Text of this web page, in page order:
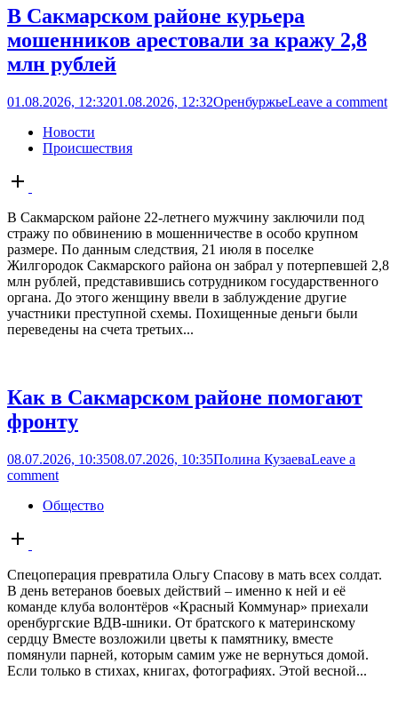
В Сакмарском районе курьера
мошенников арестовали за кражу 2,8
млн рублей
01.08.2026, 12:3201.08.2026, 12:32ОренбуржьеLeave a comment
Новости
Происшествия
Open
post
В Сакмарском районе 22-летнего мужчину заключили под
стражу по обвинению в мошенничестве в особо крупном
размере. По данным следствия, 21 июля в поселке
Жилгородок Сакмарского района он забрал у потерпевшей 2,8
млн рублей, представившись сотрудником государственного
органа. До этого женщину ввели в заблуждение другие
участники преступной схемы. Похищенные деньги были
переведены на счета третьих...
Как в Сакмарском районе помогают
фронту
08.07.2026, 10:3508.07.2026, 10:35Полина КузаеваLeave a
comment
Общество
Open
post
Спецоперация превратила Ольгу Спасову в мать всех солдат.
В день ветеранов боевых действий – именно к ней и её
команде клуба волонтёров «Красный Коммунар» приехали
оренбургские ВДВ-шники. От братского к материнскому
сердцу Вместе возложили цветы к памятнику, вместе
помянули парней, которым самим уже не вернуться домой.
Если только в стихах, книгах, фотографиях. Этой весной...